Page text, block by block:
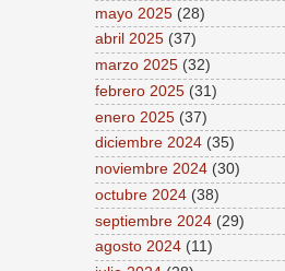
mayo 2025 (28)
abril 2025 (37)
marzo 2025 (32)
febrero 2025 (31)
enero 2025 (37)
diciembre 2024 (35)
noviembre 2024 (30)
octubre 2024 (38)
septiembre 2024 (29)
agosto 2024 (11)